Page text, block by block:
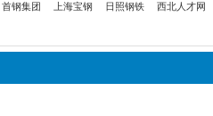
首钢集团 上海宝钢 日照钢铁 西北人才网